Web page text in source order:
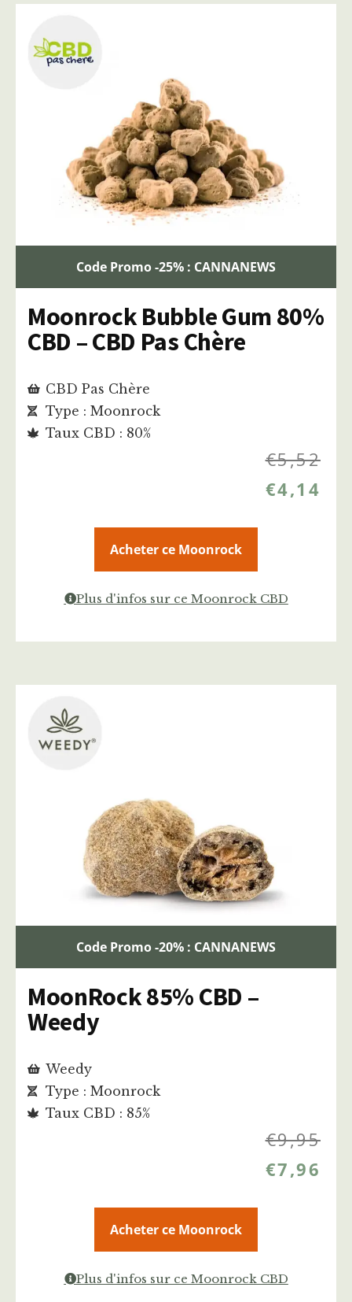
Code Promo -25% : CANNANEWS
Moonrock Bubble Gum 80%
CBD – CBD Pas Chère
CBD Pas Chère
Type : Moonrock
Taux CBD : 80%
€5,52
€4,14
Acheter ce Moonrock
Plus d'infos sur ce Moonrock CBD
Code Promo -20% : CANNANEWS
MoonRock 85% CBD –
Weedy
Weedy
Type : Moonrock
Taux CBD : 85%
€9,95
€7,96
Acheter ce Moonrock
Plus d'infos sur ce Moonrock CBD